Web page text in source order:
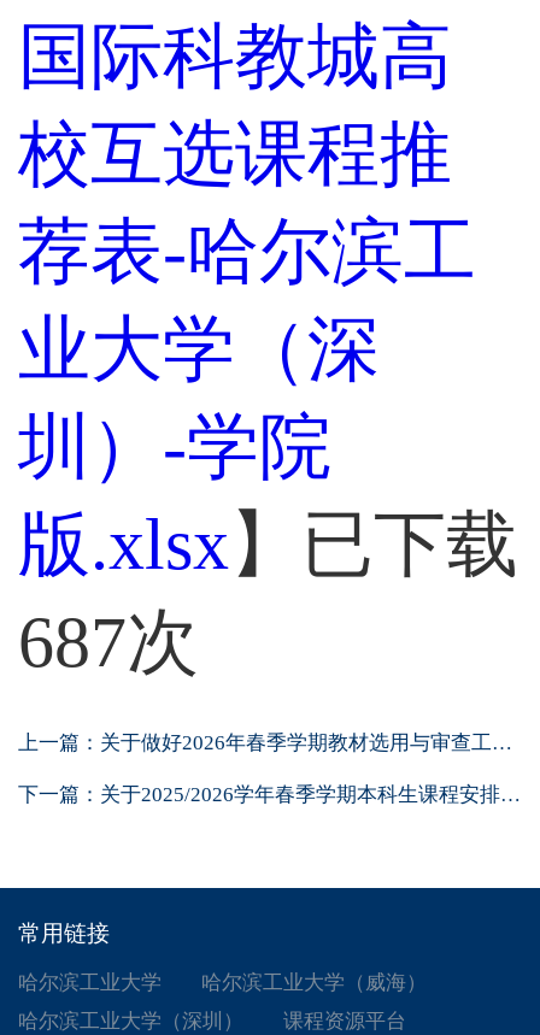
国际科教城高
校互选课程推
荐表-哈尔滨工
业大学（深
圳）-学院
版.xlsx】已下载
687次
上一篇： 关于做好2026年春季学期教材选用与审查工作...
下一篇： 关于2025/2026学年春季学期本科生课程安排的...
常用链接
哈尔滨工业大学
哈尔滨工业大学（威海）
哈尔滨工业大学（深圳）
课程资源平台